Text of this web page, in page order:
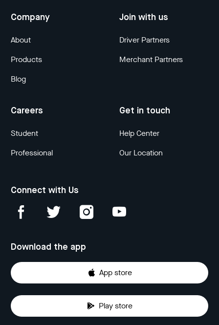
Company
About
Products
Blog
Join with us
Driver Partners
Merchant Partners
Careers
Student
Professional
Get in touch
Help Center
Our Location
Connect with Us
Download the app
App store
Play store